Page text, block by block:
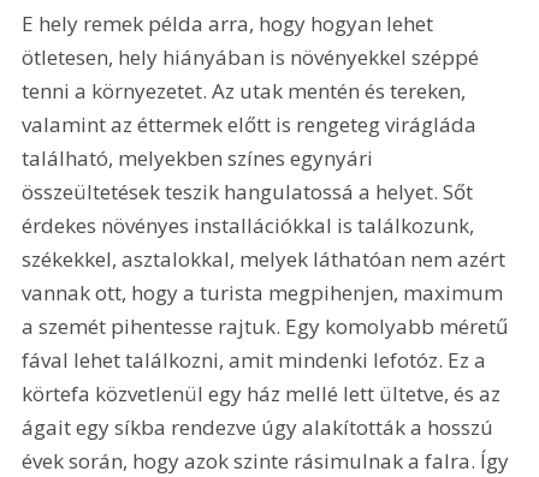
E hely remek példa arra, hogy hogyan lehet
ötletesen, hely hiányában is növényekkel széppé
tenni a környezetet. Az utak mentén és tereken,
valamint az éttermek előtt is rengeteg virágláda
található, melyekben színes egynyári
összeültetések teszik hangulatossá a helyet. Sőt
érdekes növényes installá­ciókkal is találkozunk,
székekkel, asztalokkal, melyek láthatóan nem azért
vannak ott, hogy a turista megpihenjen, maximum
a szemét pihentesse rajtuk. Egy komolyabb méretű
fával lehet találkozni, amit mindenki lefotóz. Ez a
körtefa közvetlenül egy ház mellé lett ültetve, és az
ágait egy síkba rendezve úgy alakították a hosszú
évek során, hogy azok szinte rásimulnak a falra. Így